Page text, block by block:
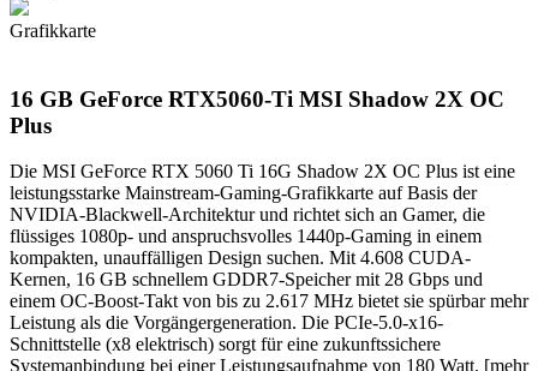
Grafikkarte
16 GB GeForce RTX5060-Ti MSI Shadow 2X OC
Plus
Die MSI GeForce RTX 5060 Ti 16G Shadow 2X OC Plus ist eine
leistungsstarke Mainstream-Gaming-Grafikkarte auf Basis der
NVIDIA-Blackwell-Architektur und richtet sich an Gamer, die
flüssiges 1080p- und anspruchsvolles 1440p-Gaming in einem
kompakten, unauffälligen Design suchen. Mit 4.608 CUDA-
Kernen, 16 GB schnellem GDDR7-Speicher mit 28 Gbps und
einem OC-Boost-Takt von bis zu 2.617 MHz bietet sie spürbar mehr
Leistung als die Vorgängergeneration. Die PCIe-5.0-x16-
Schnittstelle (x8 elektrisch) sorgt für eine zukunftssichere
Systemanbindung bei einer Leistungsaufnahme von 180 Watt. [mehr